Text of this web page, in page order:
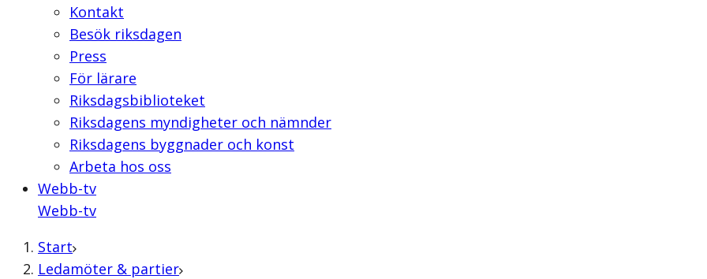
Kontakt
Besök riksdagen
Press
För lärare
Riksdagsbiblioteket
Riksdagens myndigheter och nämnder
Riksdagens byggnader och konst
Arbeta hos oss
Webb-tv
Webb-tv
Start
Ledamöter & partier